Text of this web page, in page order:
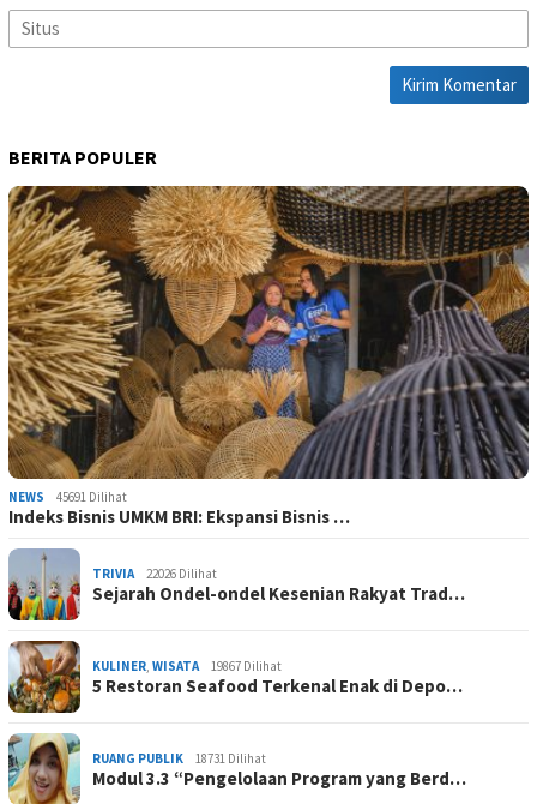
BERITA POPULER
NEWS 45691 Dilihat
Indeks Bisnis UMKM BRI: Ekspansi Bisnis …
TRIVIA 22026 Dilihat
Sejarah Ondel-ondel Kesenian Rakyat Trad…
KULINER, WISATA 19867 Dilihat
5 Restoran Seafood Terkenal Enak di Depo…
RUANG PUBLIK 18731 Dilihat
Modul 3.3 “Pengelolaan Program yang Berd…